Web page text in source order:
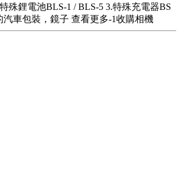
殊鋰電池BLS-1 / BLS-5 3.特殊充電器BS
汽車包裝，鏡子 查看更多-1收購相機